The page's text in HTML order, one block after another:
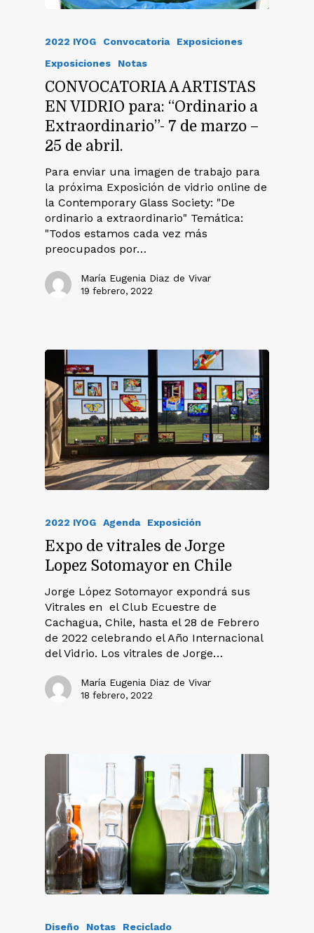
2022 IYOG Convocatoria
Exposiciones
Exposiciones
Notas
CONVOCATORIA A ARTISTAS
EN VIDRIO para: “Ordinario a
Extraordinario”- 7 de marzo –
25 de abril.
Para enviar una imagen de trabajo para
la próxima Exposición de vidrio online de
la Contemporary Glass Society: "De
ordinario a extraordinario" Temática:
"Todos estamos cada vez más
preocupados por…
María Eugenia Diaz de Vivar
19 febrero, 2022
2022 IYOG Agenda Exposición
Expo de vitrales de Jorge
Lopez Sotomayor en Chile
Jorge López Sotomayor expondrá sus
Vitrales en el Club Ecuestre de
Cachagua, Chile, hasta el 28 de Febrero
de 2022 celebrando el Año Internacional
del Vidrio. Los vitrales de Jorge…
María Eugenia Diaz de Vivar
18 febrero, 2022
Diseño Notas Reciclado